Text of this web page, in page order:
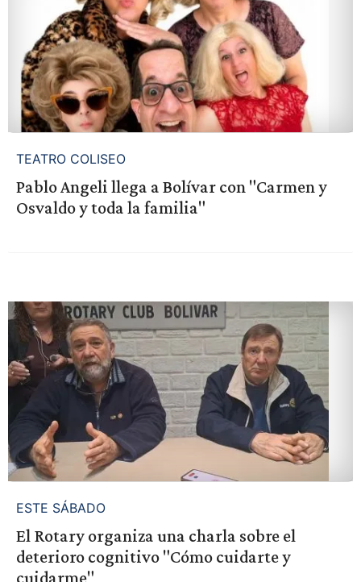
TEATRO COLISEO
Pablo Angeli llega a Bolívar con "Carmen y
Osvaldo y toda la familia"
ESTE SÁBADO
El Rotary organiza una charla sobre el
deterioro cognitivo "Cómo cuidarte y
cuidarme"